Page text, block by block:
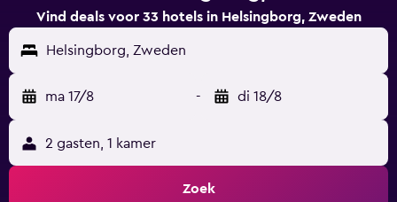
Vind deals voor 33 hotels in Helsingborg, Zweden
Helsingborg, Zweden
ma 17/8 - di 18/8
2 gasten, 1 kamer
Zoek